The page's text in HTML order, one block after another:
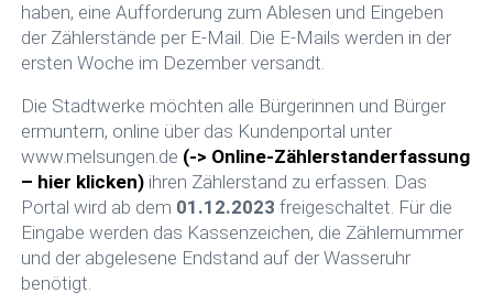
haben, eine Aufforderung zum Ablesen und Eingeben
der Zählerstände per E-Mail. Die E-Mails werden in der
ersten Woche im Dezember versandt.
Die Stadtwerke möchten alle Bürgerinnen und Bürger
ermuntern, online über das Kundenportal unter
www.melsungen.de (-> Online-Zählerstanderfassung
– hier klicken) ihren Zählerstand zu erfassen. Das
Portal wird ab dem 01.12.2023 freigeschaltet. Für die
Eingabe werden das Kassenzeichen, die Zählernummer
und der abgelesene Endstand auf der Wasseruhr
benötigt.